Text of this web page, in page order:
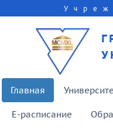
Главная
E-расписание